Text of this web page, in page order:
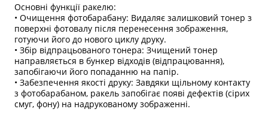
Основні функції ракелю:
• Очищення фотобарабану: Видаляє залишковий тонер з
поверхні фотовалу після перенесення зображення,
готуючи його до нового циклу друку.
• Збір відпрацьованого тонера: Зчищений тонер
направляється в бункер відходів (відпрацювання),
запобігаючи його попаданню на папір.
• Забезпечення якості друку: Завдяки щільному контакту
з фотобарабаном, ракель запобігає появі дефектів (сірих
смуг, фону) на надрукованому зображенні.